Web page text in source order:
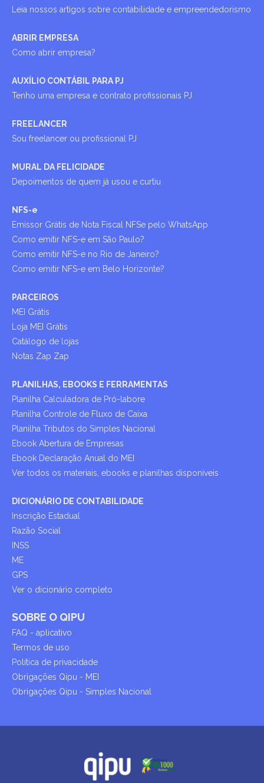
Leia nossos artigos sobre contabilidade e empreendedorismo
ABRIR EMPRESA
Como abrir empresa?
AUXÍLIO CONTÁBIL PARA PJ
Tenho uma empresa e contrato profissionais PJ
FREELANCER
Sou freelancer ou profissional PJ
MURAL DA FELICIDADE
Depoimentos de quem já usou e curtiu
NFS-e
Emissor Grátis de Nota Fiscal NFSe pelo WhatsApp
Como emitir NFS-e em São Paulo?
Como emitir NFS-e no Rio de Janeiro?
Como emitir NFS-e em Belo Horizonte?
PARCEIROS
MEI Grátis
Loja MEI Grátis
Catálogo de lojas
Notas Zap Zap
PLANILHAS, EBOOKS E FERRAMENTAS
Planilha Calculadora de Pró-labore
Planilha Controle de Fluxo de Caixa
Planilha Tributos do Simples Nacional
Ebook Abertura de Empresas
Ebook Declaração Anual do MEI
Ver todos os materiais, ebooks e planilhas disponíveis
DICIONÁRIO DE CONTABILIDADE
Inscrição Estadual
Razão Social
INSS
ME
GPS
Ver o dicionário completo
SOBRE O QIPU
FAQ - aplicativo
Termos de uso
Política de privacidade
Obrigações Qipu - MEI
Obrigações Qipu - Simples Nacional